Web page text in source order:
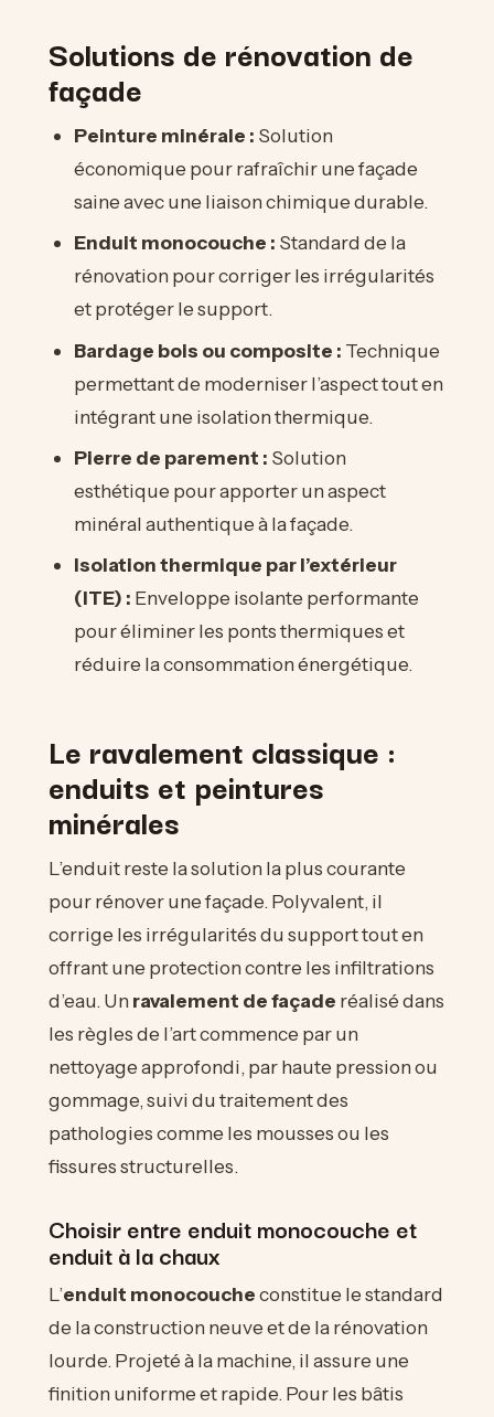
Solutions de rénovation de
façade
Peinture minérale : Solution
économique pour rafraîchir une façade
saine avec une liaison chimique durable.
Enduit monocouche : Standard de la
rénovation pour corriger les irrégularités
et protéger le support.
Bardage bois ou composite : Technique
permettant de moderniser l’aspect tout en
intégrant une isolation thermique.
Pierre de parement : Solution
esthétique pour apporter un aspect
minéral authentique à la façade.
Isolation thermique par l’extérieur
(ITE) : Enveloppe isolante performante
pour éliminer les ponts thermiques et
réduire la consommation énergétique.
Le ravalement classique :
enduits et peintures
minérales
L’enduit reste la solution la plus courante
pour rénover une façade. Polyvalent, il
corrige les irrégularités du support tout en
offrant une protection contre les infiltrations
d’eau. Un ravalement de façade réalisé dans
les règles de l’art commence par un
nettoyage approfondi, par haute pression ou
gommage, suivi du traitement des
pathologies comme les mousses ou les
fissures structurelles.
Choisir entre enduit monocouche et
enduit à la chaux
L’enduit monocoucheconstitue le standard
de la construction neuve et de la rénovation
lourde. Projeté à la machine, il assure une
finition uniforme et rapide. Pour les bâtis